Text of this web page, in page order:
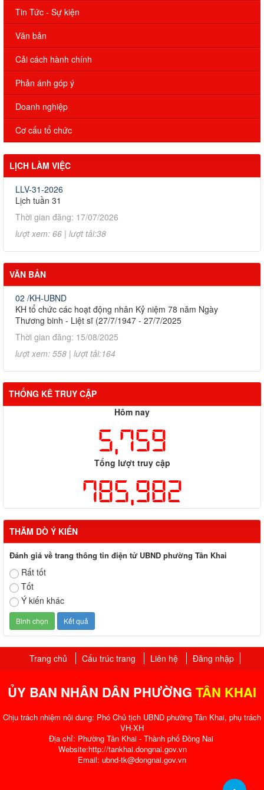
Tin Tức - Sự kiện
Văn bản
Cải cách hành chính
Phản ánh góp ý
Doanh nghiệp
Cơ cấu tổ chức
LỊCH LÀM VIỆC
LLV-31-2026
Lịch tuần 31
Thời gian đăng: 17/07/2026
lượt xem: 66 | lượt tải:38
VĂN BẢN
02 /KH-UBND
KH tổ chức các hoạt động nhân Kỷ niệm 78 năm Ngày
Thương binh - Liệt sĩ (27/7/1947 - 27/7/2025
Thời gian đăng: 15/08/2025
lượt xem: 558 | lượt tải:164
THỐNG KÊ TRUY CẬP
Hôm nay
5,759
Tổng lượt truy cập
785,982
THĂM DÒ Ý KIẾN
Đánh giá về trang thông tin điện tử UBND phường Tân Khai
Rất tốt
Tốt
Ý kiến khác
Trang chủ Cấu trúc trang Liên hệ Đăng nhập
ỦY BAN NHÂN DÂN PHƯỜNG TÂN KHAI
Chịu trách nhiệm nội dung: Phó Chủ tịch UBND phường Tân Khai, phụ trách
VH-XH
Địa chỉ: Phường Tân Khai - Thành phố Đồng Nai
Website:http://tankhai.dongnai.gov.vn
Email: ubnd-tk@dongnai.gov.vn​